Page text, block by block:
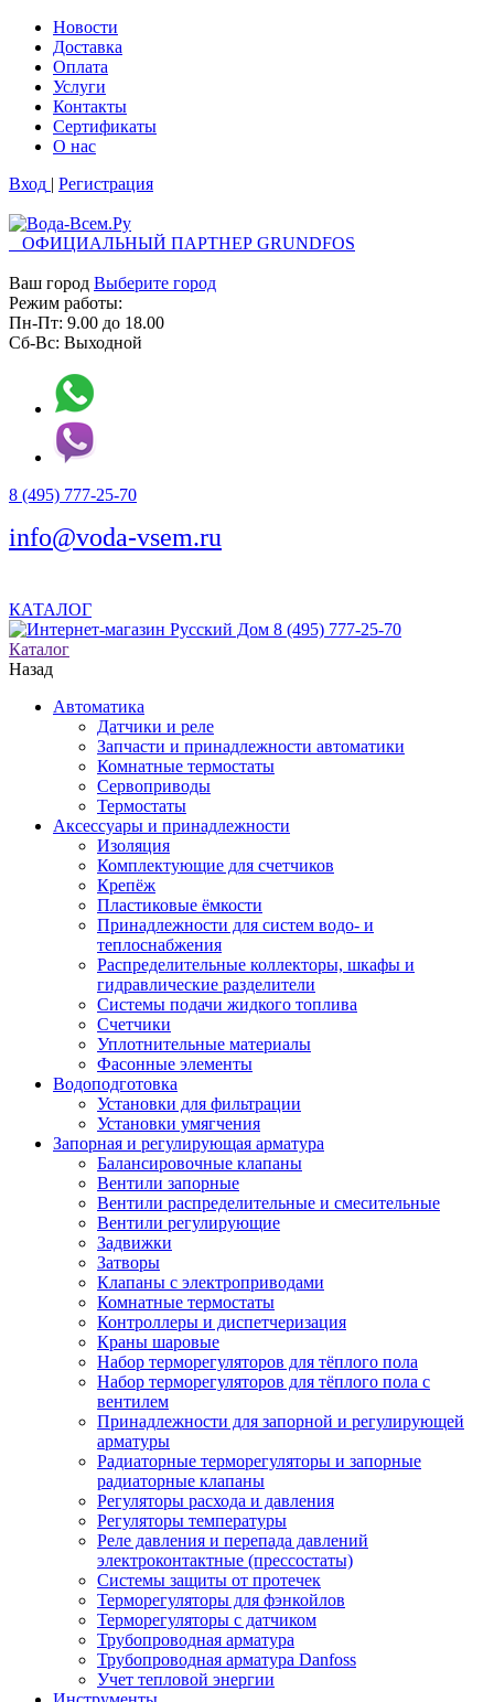
Новости
Доставка
Оплата
Услуги
Контакты
Cертификаты
О нас
Вход | Регистрация
ОФИЦИАЛЬНЫЙ ПАРТНЕР GRUNDFOS
Ваш город Выберите город
Режим работы:
Пн-Пт: 9.00 до 18.00
Сб-Вс: Выходной
8 (495) 777-25-70
info@voda-vsem.ru
КАТАЛОГ
8 (495) 777-25-70
Каталог
Назад
Автоматика
Датчики и реле
Запчасти и принадлежности автоматики
Комнатные термостаты
Сервоприводы
Термостаты
Аксессуары и принадлежности
Изоляция
Комплектующие для счетчиков
Крепёж
Пластиковые ёмкости
Принадлежности для систем водо- и
теплоснабжения
Распределительные коллекторы, шкафы и
гидравлические разделители
Системы подачи жидкого топлива
Счетчики
Уплотнительные материалы
Фасонные элементы
Водоподготовка
Установки для фильтрации
Установки умягчения
Запорная и регулирующая арматура
Балансировочные клапаны
Вентили запорные
Вентили распределительные и смесительные
Вентили регулирующие
Задвижки
Затворы
Клапаны с электроприводами
Комнатные термостаты
Контроллеры и диспетчеризация
Краны шаровые
Набор терморегуляторов для тёплого пола
Набор терморегуляторов для тёплого пола с
вентилем
Принадлежности для запорной и регулирующей
арматуры
Радиаторные терморегуляторы и запорные
радиаторные клапаны
Регуляторы расхода и давления
Регуляторы температуры
Реле давления и перепада давлений
электроконтактные (прессостаты)
Системы защиты от протечек
Терморегуляторы для фэнкойлов
Терморегуляторы с датчиком
Трубопроводная арматура
Трубопроводная арматура Danfoss
Учет тепловой энергии